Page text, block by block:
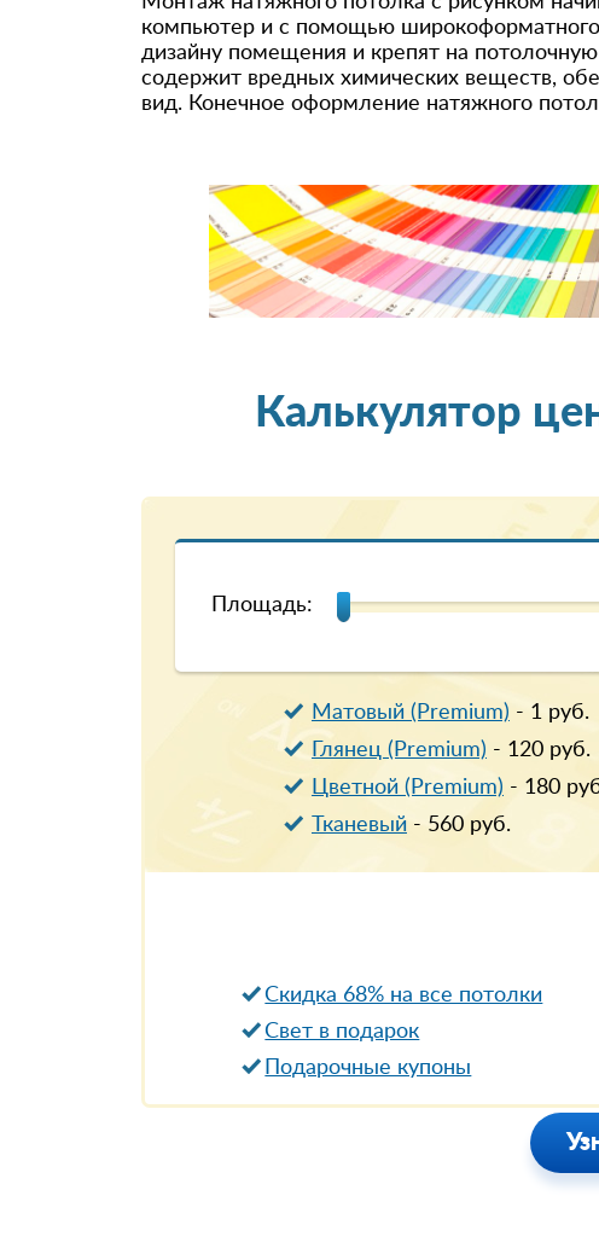
компьютер и с помощью широкоформатного
дизайну помещения и крепят на
содержит вредных химических веществ,
вид. Конечное оформление натяжного
Калькулятор
Площадь:
Матовый (Premium) - 1руб.
Глянец (Premium) - 120руб.
Цветной (Premium) - 180
Тканевый- 560руб.
Скидка 68% на все потолки
Свет в подарок
Подарочные купоны